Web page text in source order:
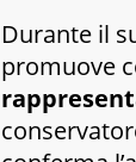
Durante il
promuove